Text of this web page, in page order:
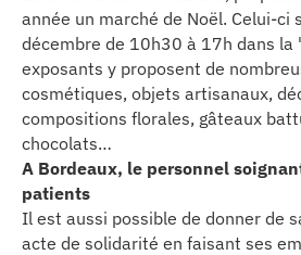
CONNECTÉ
d’info
année un marché de Noël. Celui-ci
décembre de 10h30 à 17h dans la
exposants y proposent de
cosmétiques, objets artisanaux,
compositions florales, gâteaux
chocolats…
A Bordeaux, le personnel
patients
Il est aussi possible de donner de
acte de solidarité en faisant ses